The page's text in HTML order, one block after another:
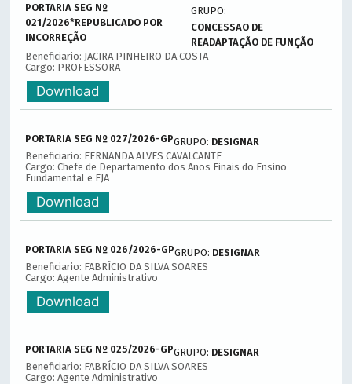
PORTARIA SEG Nº
021/2026*REPUBLICADO POR
INCORREÇÃO
GRUPO:
CONCESSAO DE
READAPTAÇÃO DE FUNÇÃO
Beneficiario: JACIRA PINHEIRO DA COSTA
Cargo: PROFESSORA
Download
PORTARIA SEG Nº 027/2026-GPGRUPO: DESIGNAR
Beneficiario: FERNANDA ALVES CAVALCANTE
Cargo: Chefe de Departamento dos Anos Finais do Ensino
Fundamental e EJA
Download
PORTARIA SEG Nº 026/2026-GPGRUPO: DESIGNAR
Beneficiario: FABRÍCIO DA SILVA SOARES
Cargo: Agente Administrativo
Download
PORTARIA SEG Nº 025/2026-GPGRUPO: DESIGNAR
Beneficiario: FABRÍCIO DA SILVA SOARES
Cargo: Agente Administrativo